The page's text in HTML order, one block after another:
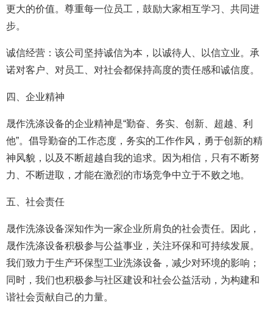
更大的价值。尊重每一位员工，鼓励大家相互学习、共同进
步。
诚信经营：该公司坚持诚信为本，以诚待人、以信立业。承
诺对客户、对员工、对社会都保持高度的责任感和诚信度。
四、企业精神
晟作洗涤设备的企业精神是“勤奋、务实、创新、超越、利
他”。倡导勤奋的工作态度，务实的工作作风，勇于创新的精
神风貌，以及不断超越自我的追求。因为相信，只有不断努
力、不断进取，才能在激烈的市场竞争中立于不败之地。
五、社会责任
晟作洗涤设备深知作为一家企业所肩负的社会责任。因此，
晟作洗涤设备积极参与公益事业，关注环保和可持续发展。
我们致力于生产环保型工业洗涤设备，减少对环境的影响；
同时，我们也积极参与社区建设和社会公益活动，为构建和
谐社会贡献自己的力量。